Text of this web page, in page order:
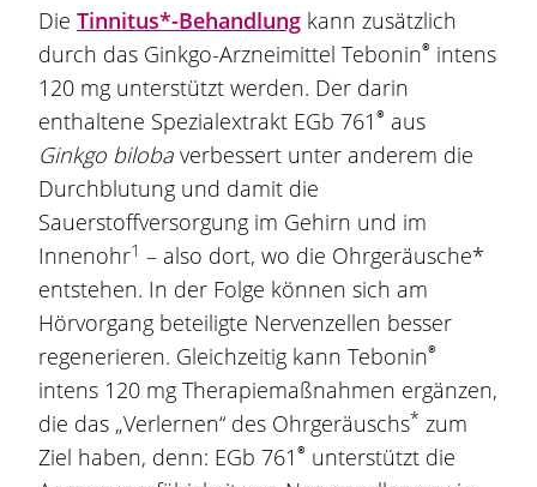
Die Tinnitus*-Behandlung kann zusätzlich
durch das Ginkgo-Arzneimittel Tebonin® intens
120 mg unterstützt werden. Der darin
enthaltene Spezialextrakt EGb 761 ® aus
Ginkgo biloba verbessert unter anderem die
Durchblutung und damit die
Sauerstoffversorgung im Gehirn und im
Innenohr1 – also dort, wo die Ohrgeräusche*
entstehen. In der Folge können sich am
Hörvorgang beteiligte Nervenzellen besser
regenerieren. Gleichzeitig kann Tebonin®
intens 120 mg Therapiemaßnahmen ergänzen,
die das „Verlernen“ des Ohrgeräuschs* zum
Ziel haben, denn: EGb 761 ® unterstützt die